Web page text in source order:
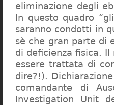
eliminazione degli
In questo quadro
saranno condotti in
sè che gran parte di
di deficienza fisica.
essere trattata di
dire?!).
comandante di
Investigation Unit